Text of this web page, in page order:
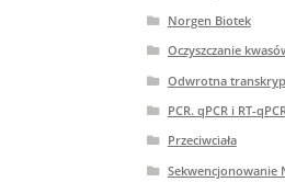
Norgen Biotek
Oczyszczanie
Odwrotna
PCR. qPCR i RT-
Przeciwciała
Sekwencjonowanie